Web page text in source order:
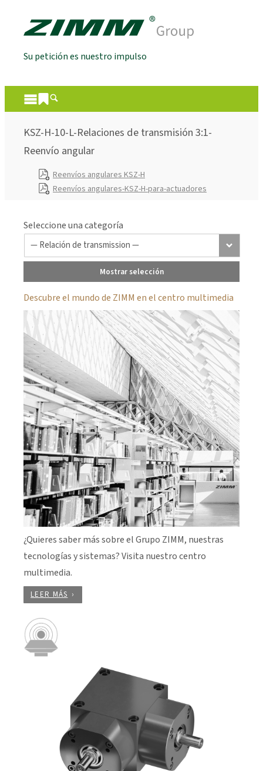
Su petición es nuestro impulso
KSZ-H-10-L-Relaciones de transmisión 3:1-
Reenvío angular
Reenvíos angulares KSZ-H
Reenvíos angulares-KSZ-H-para-actuadores
Seleccione una categoría
Mostrar selección
Descubre el mundo de ZIMM en el centro multimedia
¿Quieres saber más sobre el Grupo ZIMM, nuestras
tecnologías y sistemas? Visita nuestro centro
multimedia.
LEER MÁS